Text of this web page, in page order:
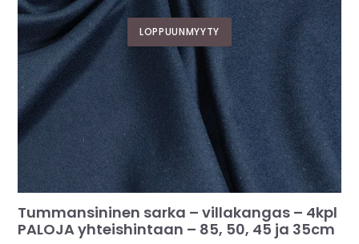
Tummansininen sarka – villakangas – 4kpl
PALOJA yhteishintaan – 85, 50, 45 ja 35cm
LOPPUUNMYYTY